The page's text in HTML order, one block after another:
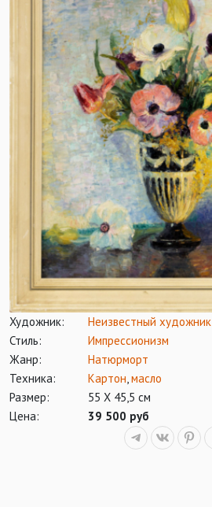
Художник:
Неизвестный художник
Стиль:
Импрессионизм
Жанр:
Натюрморт
Техника:
Картон,масло
Размер:
55 Х 45,5 см
Цена:
39 500 руб